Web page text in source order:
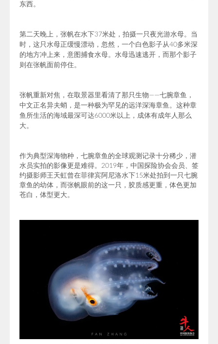
东西。
第二天晚上，张帆在水下37米处，拍摄一只夜光游水母。当
时，这只水母正缓慢漂动，忽然，一个白色影子从40多米深
的地方冲上来，意图捕食水母。水母迅速逃开，而那个影子
则在张帆面前停住。
张帆重新对焦，在取景器里看清了那只生物——七腕章鱼，
中文正名异夫蛸 ，是一种极为罕见的远洋深海章鱼。这种章
鱼所生活的海域最深可达6000米以上，成体有成年人那么
大。
作为典型深海物种，七腕章鱼的全球观测记录十分稀少，潜
水员实拍的影像更是难得。2019年，中国探险协会会员、签
约摄影师王天虹曾在菲律宾阿尼洛水下15米处拍到一只七腕
章鱼的幼体，而张帆眼前的这一只，胶质感更重，体色更加
苍白，体型更大。